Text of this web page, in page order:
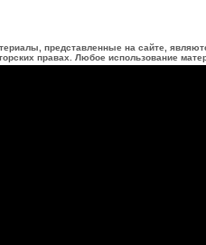
представленные на сайте,
правах. Любое использование